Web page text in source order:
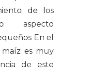
de los
aspecto
En el
es muy
de este